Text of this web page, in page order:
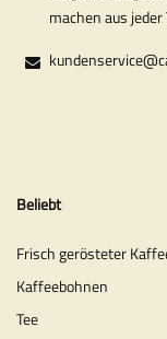
machen aus
Beliebt
Frisch gerösteter
Kaffeebohnen
Tee